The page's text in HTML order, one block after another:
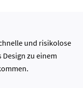
und risikolose
zu einem